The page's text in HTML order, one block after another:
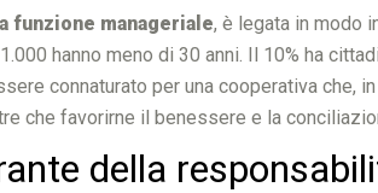
funzione manageriale, è legata in modo
hanno meno di 30 anni. Il 10% ha
connaturato per una cooperativa che,
che favorirne il benessere e la
della